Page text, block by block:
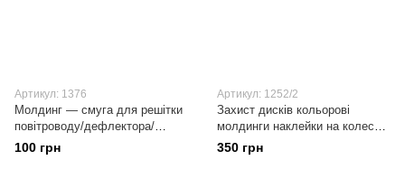
Артикул: 1376
Молдинг — смуга для решітки
повітроводу/дефлектора/
вентиляції (Комплект 10 шт.)
100 грн
Артикул: 1252/2
Захист дисків кольорові
молдинги наклейки на колеса
захисна стрічка — молдинг на
литі диски Wheel Pro 7,6 м.
350 грн